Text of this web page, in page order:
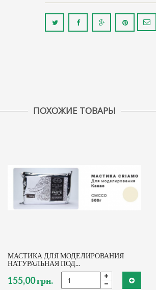
ПОХОЖИЕ ТОВАРЫ
МАСТИКА ДЛЯ МОДЕЛИРОВАНИЯ
НАТУРАЛЬНАЯ ПОД...
155,00 грн.